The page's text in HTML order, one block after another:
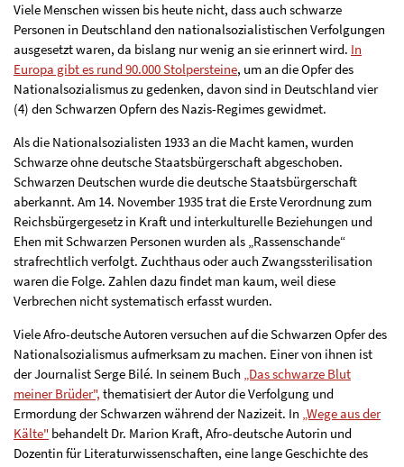
Viele Menschen wissen bis heute nicht, dass auch schwarze
Personen in Deutschland den nationalsozialistischen Verfolgungen
ausgesetzt waren, da bislang nur wenig an sie erinnert wird. In
Europa gibt es rund 90.000 Stolpersteine, um an die Opfer des
Nationalsozialismus zu gedenken, davon sind in Deutschland vier
(4) den Schwarzen Opfern des Nazis-Regimes gewidmet.
Als die Nationalsozialisten 1933 an die Macht kamen, wurden
Schwarze ohne deutsche Staatsbürgerschaft abgeschoben.
Schwarzen Deutschen wurde die deutsche Staatsbürgerschaft
aberkannt. Am 14. November 1935 trat die Erste Verordnung zum
Reichsbürgergesetz in Kraft und interkulturelle Beziehungen und
Ehen mit Schwarzen Personen wurden als „Rassenschande“
strafrechtlich verfolgt. Zuchthaus oder auch Zwangssterilisation
waren die Folge. Zahlen dazu findet man kaum, weil diese
Verbrechen nicht systematisch erfasst wurden.
Viele Afro-deutsche Autoren versuchen auf die Schwarzen Opfer des
Nationalsozialismus aufmerksam zu machen. Einer von ihnen ist
der Journalist Serge Bilé. In seinem Buch „Das schwarze Blut
meiner Brüder", thematisiert der Autor die Verfolgung und
Ermordung der Schwarzen während der Nazizeit. In „Wege aus der
Kälte" behandelt Dr. Marion Kraft, Afro-deutsche Autorin und
Dozentin für Literaturwissenschaften, eine lange Geschichte des